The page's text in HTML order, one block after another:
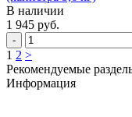
В наличии
1 945 руб.
1 2 >
Рекомендуемые
Информация